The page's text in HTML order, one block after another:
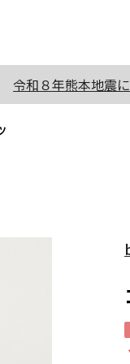
令和８年熊本地震